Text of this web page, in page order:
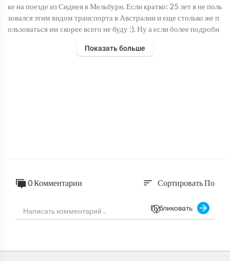
ке на поезде из Сиднея в Мельбурн. Если кратко: 25 лет я не поль
зовался этим видом транспорта в Австралии и еще столько же п
ользоваться им скорее всего не буду :). Ну а если более подробн
огие жители Австралии ни разу не ездили на междугородних по
Показать больше
0 Комментарии sort Сортировать По
Публиковать